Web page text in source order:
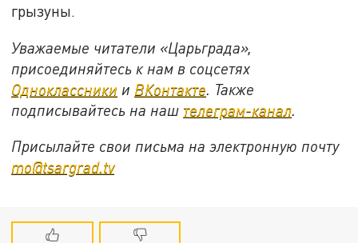
грызуны.
Уважаемые читатели «Царьграда»,
присоединяйтесь к нам в соцсетях
Одноклассники и ВКонтакте . Также
подписывайтесь на наш телеграм-канал
Присылайте свои письма на электронную почту
mo@tsargrad.tv